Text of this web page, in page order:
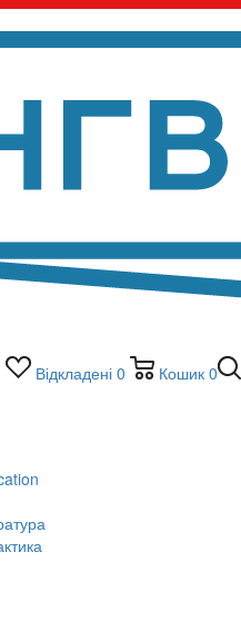
Відкладені 0 Кошик 0